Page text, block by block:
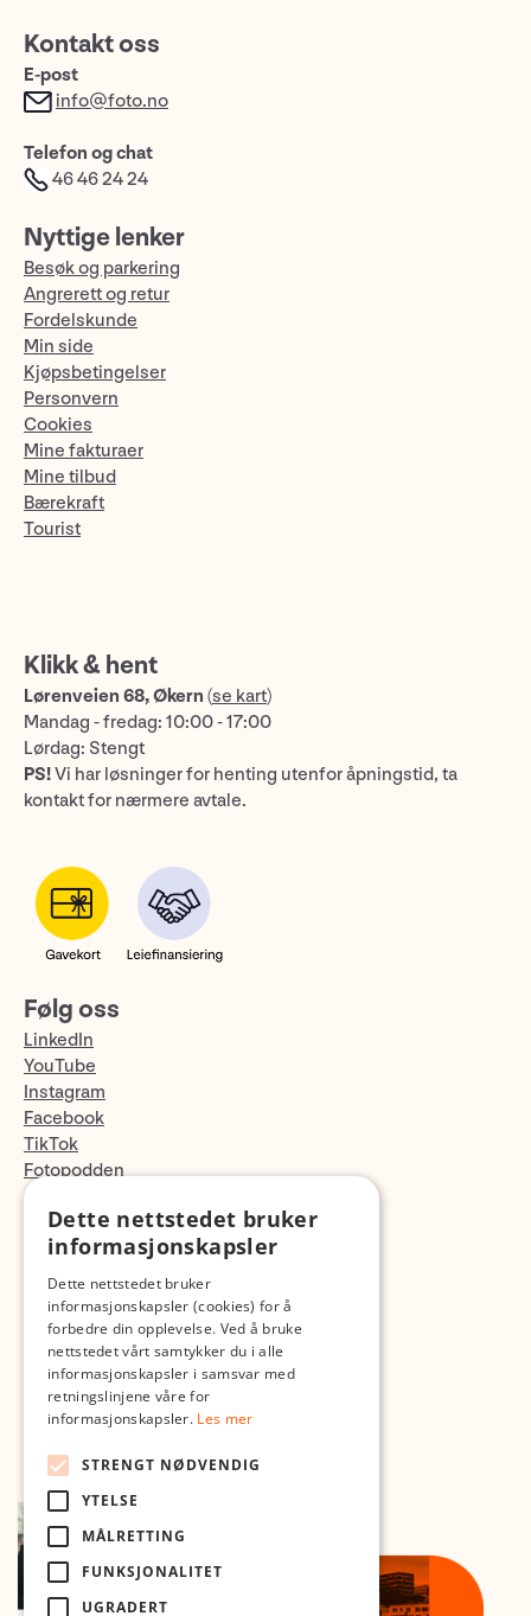
Kontakt oss
E-post
info@foto.no
Telefon og chat
46 46 24 24
Nyttige lenker
Besøk og parkering
Angrerett og retur
Fordelskunde
Min side
Kjøpsbetingelser
Personvern
Cookies
Mine fakturaer
Mine tilbud
Bærekraft
Tourist
Klikk & hent
Lørenveien 68, Økern (se kart)
Mandag - fredag: 10:00 - 17:00
Lørdag: Stengt
PS!Vi har løsninger for henting utenfor åpningstid, ta
kontakt for nærmere avtale.
Følg oss
LinkedIn
YouTube
Instagram
Facebook
TikTok
Fotopodden
Med forbehold om skrive- og lagerfeil
Dette nettstedet bruker
informasjonskapsler
Dette nettstedet bruker
informasjonskapsler (cookies) for å
forbedre din opplevelse. Ved å bruke
nettstedet vårt samtykker du i alle
informasjonskapsler i samsvar med
retningslinjene våre for
informasjonskapsler. Les mer
STRENGT NØDVENDIG
YTELSE
MÅLRETTING
FUNKSJONALITET
UGRADERT